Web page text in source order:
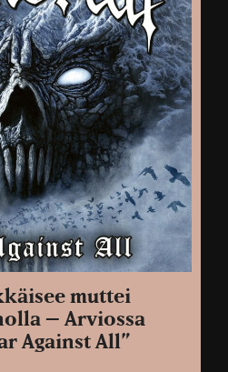
muttei
– Arviossa
Against All”